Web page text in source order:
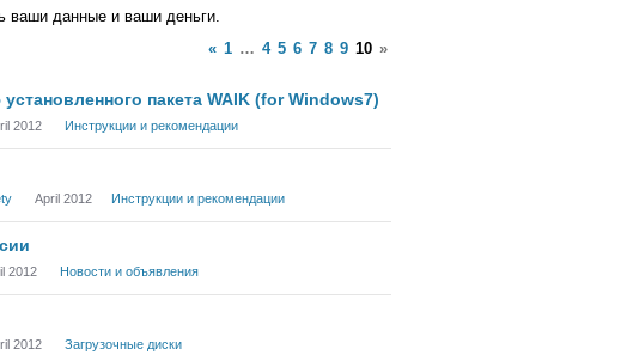
ваши данные и ваши деньги.
« 1 … 4 5 6 7 8 9 10 »
пакета WAIK (for Windows7)
2012 Инструкции и рекомендации
April 2012 Инструкции и рекомендации
2012 Новости и объявления
2012 Загрузочные диски